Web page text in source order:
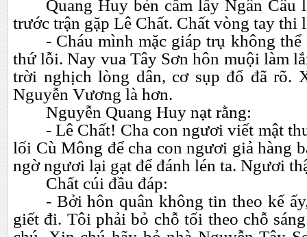
Quang Huy bèn cầm lấy Ngân Câu
trước trận gặp Lê Chất. Chất vòng tay thi
- Cháu mình mặc giáp trụ không
thứ lỗi. Nay vua Tây Sơn hôn muội làm
trời nghịch lòng dân, cơ sụp đổ đã rõ.
Nguyễn Vương là hơn.
Nguyễn Quang Huy nạt rằng:
- Lê Chất! Cha con ngươi viết mật
lối Cù Mông để cha con ngươi giả hàng
ngờ ngươi lại gạt để đánh lén ta. Ngươi
Chất cúi đầu đáp:
- Bởi hôn quân không tin theo kế
giết đi. Tôi phải bỏ chỗ tối theo chỗ